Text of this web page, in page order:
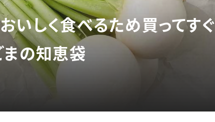
いしく食べるため買ってすぐ
まの知恵袋